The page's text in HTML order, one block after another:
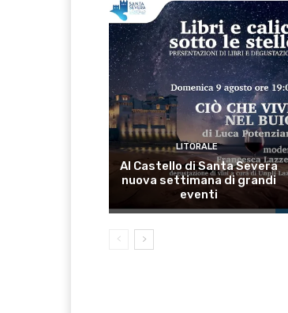
LITORALE
Al Castello di Santa Severa
nuova settimana di grandi
eventi